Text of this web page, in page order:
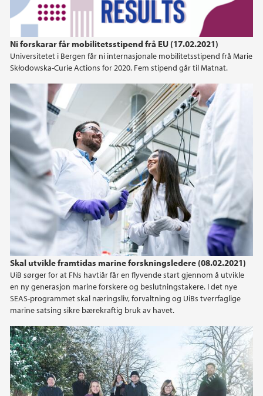
Ni forskarar får mobilitetsstipend frå EU (17.02.2021)
Universitetet i Bergen får ni internasjonale mobilitetsstipend frå Marie
Skłodowska-Curie Actions for 2020. Fem stipend går til Matnat.
Skal utvikle framtidas marine forskningsledere (08.02.2021)
UiB sørger for at FNs havtiår får en flyvende start gjennom å utvikle
en ny generasjon marine forskere og beslutningstakere. I det nye
SEAS-programmet skal næringsliv, forvaltning og UiBs tverrfaglige
marine satsing sikre bærekraftig bruk av havet.
2010